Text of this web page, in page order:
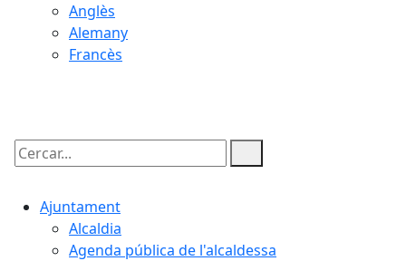
Anglès
Alemany
Francès
Cercar:
Ajuntament
Alcaldia
Agenda pública de l'alcaldessa